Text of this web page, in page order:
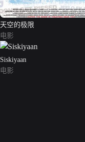
天空的极限
电影
Siskiyaan
电影